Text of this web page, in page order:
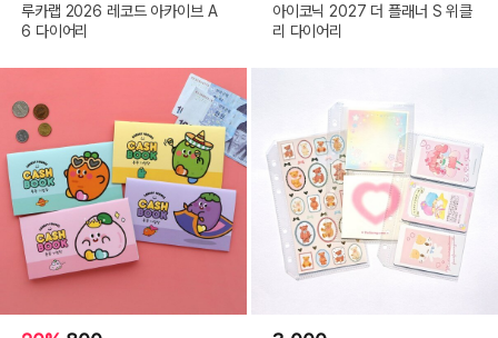
루카랩 2026 레코드 아카이브 A
6 다이어리
아이코닉 2027 더 플래너 S 위클
리 다이어리